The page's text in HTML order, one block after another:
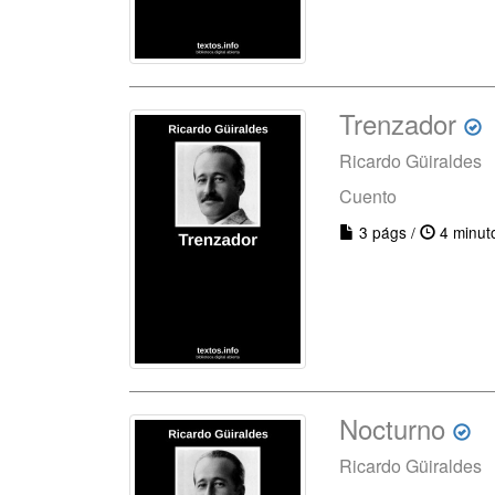
Trenzador
Ricardo Güiraldes
Cuento
3 págs / 4
Nocturno
Ricardo Güiraldes